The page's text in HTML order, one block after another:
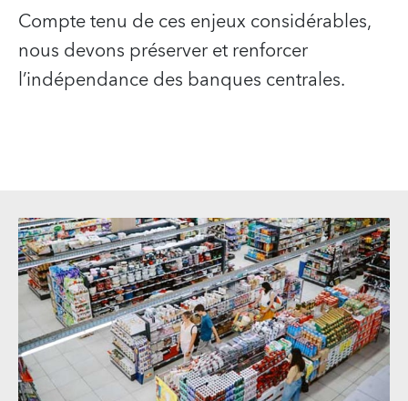
Compte tenu de ces enjeux considérables,
nous devons préserver et renforcer
l’indépendance des banques centrales.